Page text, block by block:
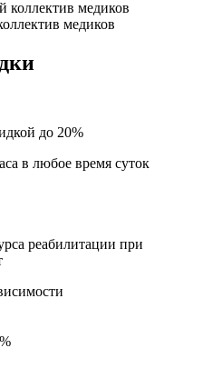
медиков
до 20%
в любое время суток
реабилитации при